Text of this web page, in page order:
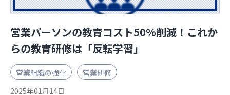
営業パーソンの教育コスト50%削減！これか
らの教育研修は「反転学習」
営業組織の強化
営業研修
2025年01月14日